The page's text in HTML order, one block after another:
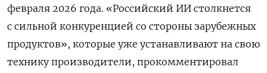
февраля 2026 года. «Российский ИИ столкнется
с сильной конкуренцией со стороны зарубежных
продуктов», которые уже устанавливают на свою
технику производители, прокомментировал